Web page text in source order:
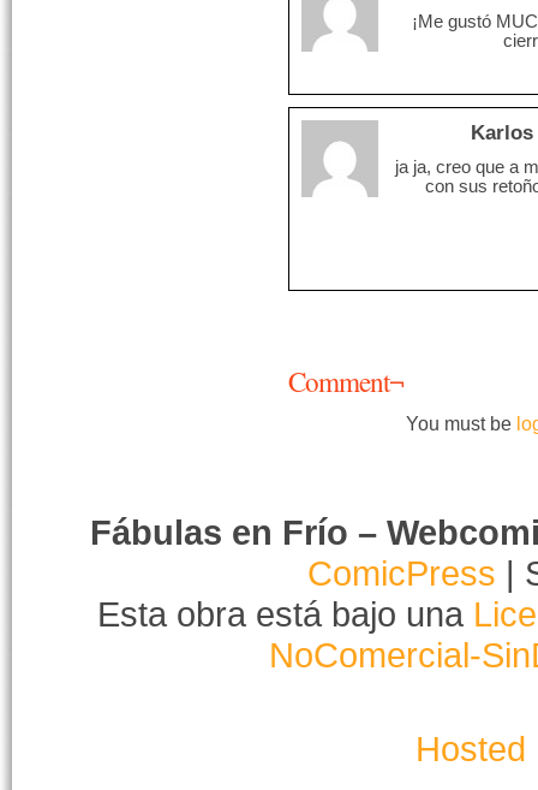
¡Me gustó
Karlos
ja ja, creo que a
con sus
Comment¬
You must be
Fábulas en Frío –
ComicPress |
Esta obra está bajo una
NoComercial-